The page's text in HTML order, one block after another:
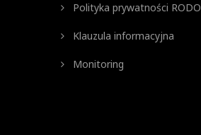
Polityka prywatności RODO
Klauzula informacyjna
Monitoring